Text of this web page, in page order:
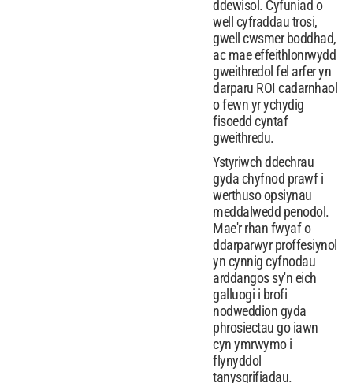
ddewisol. Cyfuniad o
well cyfraddau trosi,
gwell cwsmer boddhad,
ac mae effeithlonrwydd
gweithredol fel arfer yn
darparu ROI cadarnhaol
o fewn yr ychydig
fisoedd cyntaf
gweithredu.
Ystyriwch ddechrau
gyda chyfnod prawf i
werthuso opsiynau
meddalwedd penodol.
Mae'r rhan fwyaf o
ddarparwyr proffesiynol
yn cynnig cyfnodau
arddangos sy'n eich
galluogi i brofi
nodweddion gyda
phrosiectau go iawn
cyn ymrwymo i
flynyddol
tanysgrifiadau.